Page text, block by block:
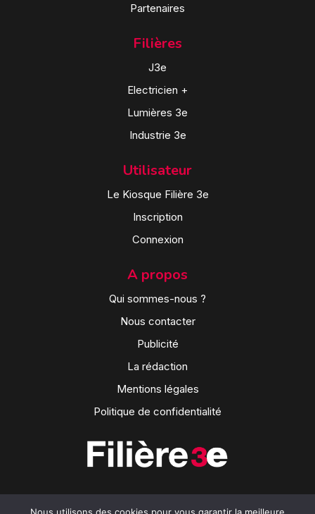
Partenaires
Filières
J3e
Electricien +
Lumières 3e
Industrie 3e
Utilisateur
Le Kiosque Filière 3e
Inscription
Connexion
A propos
Qui sommes-nous ?
Nous contacter
Publicité
La rédaction
Mentions légales
Politique de confidentialité